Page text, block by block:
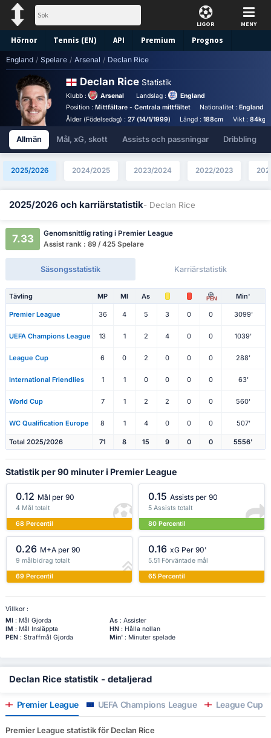
LIGOR MENY
Hörnor Tennis (EN) API Premium Prognos
England / Spelare / Arsenal / Declan Rice
Declan Rice Statistik
Klubb : Arsenal Landslag :
England
Position : Mittfältare - Centrala mittfältet Nationalitet :England
Ålder (Födelsedag) : 27 (14/1/1999) Längd :188cm Vikt : 84kg
Allmän Mål, xG, skott Assists och passningar Dribbling
2025/2026 2024/2025 2023/2024 2022/2023
2025/2026 och karriärstatistik- Declan Rice
7.33
Genomsnittlig rating i Premier League
Assist rank : 89 / 425 Spelare
Säsongsstatistik Karriärstatistik
Tävling MP Ml As PEN Min'
Premier League 36 4 5 3 0 0 3099'
UEFA Champions League 13 1 2 4 0 0 1039'
League Cup 6 0 2 0 0 0 288'
International Friendlies 1 1 0 0 0 0 63'
World Cup 7 1 2 2 0 0 560'
WC Qualification Europe 8 1 4 0 0 0 507'
Total 2025/2026 71 8 15 9 0 0 5556'
Statistik per 90 minuter i Premier League
0.12 Mål per 90
4 Mål totalt
68 Percentil
0.15 Assists per 90
5 Assists totalt
80 Percentil
0.26 M+A per 90
9 målbidrag totalt
69 Percentil
0.16 xG Per 90'
5.51 Förväntade mål
65 Percentil
Villkor :
Ml : Mål Gjorda As: Assister
IM : Mål Insläppta HN: Hålla nollan
PEN: Straffmål Gjorda Min': Minuter spelade
Declan Rice statistik - detaljerad
Premier League UEFA Champions League League Cup
Premier League statistik för Declan Rice